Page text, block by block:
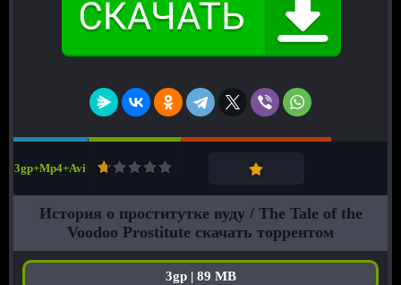
3gp+Mp4+Avi
История о проститутке вуду / The Tale of the
Voodoo Prostitute скачать торрентом
3gp | 89 MB